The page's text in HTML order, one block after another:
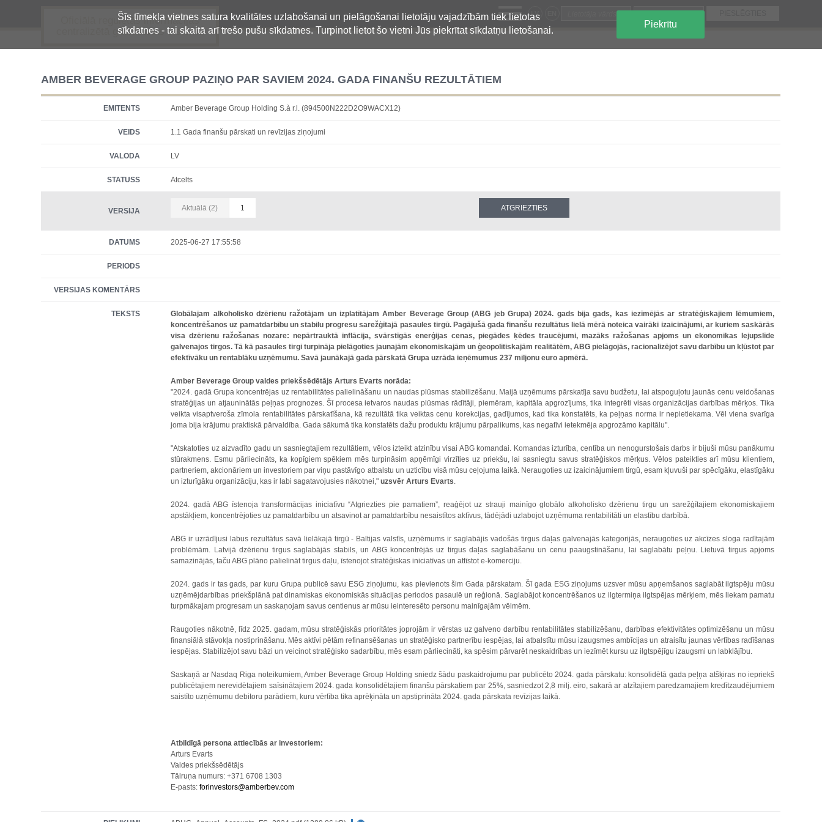
Šīs tīmekļa vietnes satura kvalitātes uzlabošanai un pielāgošanai lietotāju vajadzībām tiek lietotas
sīkdatnes - tai skaitā arī trešo pušu sīkdatnes. Turpinot lietot šo vietni Jūs piekrītat sīkdatņu lietošanai.
Piekrītu
Oficiālā regulētās informācijas
centralizētā glabāšanas sistēma
LV
AMBER BEVERAGE GROUP PAZIŅO PAR SAVIEM 2024. GADA FINANŠU REZULTĀTIEM
EMITENTS Amber Beverage Group Holding S.à r.l. (894500N222D2O9WACX12)
VEIDS 1.1 Gada finanšu pārskati un revīzijas ziņojumi
VALODA LV
STATUSS Atcelts
VERSIJA Aktuālā (2) 1
DATUMS 2025-06-27 17:55:58
PERIODS
VERSIJAS KOMENTĀRS
TEKSTS
Globālajam alkoholisko dzērienu ražotājam un izplatītājam Amber Beverage Group (ABG jeb Grupa) 2024. gads bija gads, kas iezīmējās ar stratēģiskajiem lēmumiem,
koncentrēšanos uz pamatdarbību un stabilu progresu sarežģītajā pasaules tirgū. Pagājušā gada finanšu rezultātus lielā mērā noteica vairāki izaicinājumi, ar kuriem saskārās
visa dzērienu ražošanas nozare: nepārtrauktā inflācija, svārstīgās enerģijas cenas, piegādes ķēdes traucējumi, mazāks ražošanas apjoms un ekonomikas lejupslīde
galvenajos tirgos. Tā kā pasaules tirgi turpināja pielāgoties jaunajām ekonomiskajām un ģeopolitiskajām realitātēm, ABG pielāgojās, racionalizējot savu darbību un kļūstot par
efektīvāku un rentablāku uzņēmumu. Savā jaunākajā gada pārskatā Grupa uzrāda ieņēmumus 237 miljonu euro apmērā.
Amber Beverage Group valdes priekšsēdētājs Arturs Evarts norāda:
"2024. gadā Grupa koncentrējas uz rentabilitātes palielināšanu un naudas plūsmas stabilizēšanu. Maijā uzņēmums pārskatīja savu budžetu, lai atspoguļotu jaunās cenu veidošanas
stratēģijas un atjauninātās peļņas prognozes. Šī procesa ietvaros naudas plūsmas rādītāji, piemēram, kapitāla apgrozījums, tika integrēti visas organizācijas darbības mērķos. Tika
veikta visaptveroša zīmola rentabilitātes pārskatīšana, kā rezultātā tika veiktas cenu korekcijas, gadījumos, kad tika konstatēts, ka peļņas norma ir nepietiekama. Vēl viena svarīga
joma bija krājumu praktiskā pārvaldība. Gada sākumā tika konstatēts dažu produktu krājumu pārpalikums, kas negatīvi ietekmēja apgrozāmo kapitālu".
"Atskatoties uz aizvadīto gadu un sasniegtajiem rezultātiem, vēlos izteikt atzinību visai ABG komandai. Komandas izturība, centība un nenogurstošais darbs ir bijuši mūsu panākumu
stūrakmens. Esmu pārliecināts, ka kopīgiem spēkiem mēs turpināsim apņēmīgi virzīties uz priekšu, lai sasniegtu savus stratēģiskos mērķus. Vēlos pateikties arī mūsu klientiem,
partneriem, akcionāriem un investoriem par viņu pastāvīgo atbalstu un uzticību visā mūsu ceļojuma laikā. Neraugoties uz izaicinājumiem tirgū, esam kļuvuši par spēcīgāku, elastīgāku
un izturīgāku organizāciju, kas ir labi sagatavojusies nākotnei,"uzsvēr Arturs Evarts.
2024. gadā ABG īstenoja transformācijas iniciatīvu “Atgriezties pie pamatiem”, reaģējot uz strauji mainīgo globālo alkoholisko dzērienu tirgu un sarežģītajiem ekonomiskajiem
apstākļiem, koncentrējoties uz pamatdarbību un atsavinot ar pamatdarbību nesaistītos aktīvus, tādējādi uzlabojot uzņēmuma rentabilitāti un elastību darbībā.
ABG ir uzrādījusi labus rezultātus savā lielākajā tirgū - Baltijas valstīs, uzņēmums ir saglabājis vadošās tirgus daļas galvenajās kategorijās, neraugoties uz akcīzes sloga radītajām
problēmām. Latvijā dzērienu tirgus saglabājās stabils, un ABG koncentrējās uz tirgus daļas saglabāšanu un cenu paaugstināšanu, lai saglabātu peļņu. Lietuvā tirgus apjoms
samazinājās, taču ABG plāno palielināt tirgus daļu, īstenojot stratēģiskas iniciatīvas un attīstot e-komerciju.
2024. gads ir tas gads, par kuru Grupa publicē savu ESG ziņojumu, kas pievienots šim Gada pārskatam. Šī gada ESG ziņojums uzsver mūsu apņemšanos saglabāt ilgtspēju mūsu
uzņēmējdarbības priekšplānā pat dinamiskas ekonomiskās situācijas periodos pasaulē un reģionā. Saglabājot koncentrēšanos uz ilgtermiņa ilgtspējas mērķiem, mēs liekam pamatu
turpmākajam progresam un saskaņojam savus centienus ar mūsu ieinteresēto personu mainīgajām vēlmēm.
Raugoties nākotnē, līdz 2025. gadam, mūsu stratēģiskās prioritātes joprojām ir vērstas uz galveno darbību rentabilitātes stabilizēšanu, darbības efektivitātes optimizēšanu un mūsu
finansiālā stāvokļa nostiprināšanu. Mēs aktīvi pētām refinansēšanas un stratēģisko partnerību iespējas, lai atbalstītu mūsu izaugsmes ambīcijas un atraisītu jaunas vērtības radīšanas
iespējas. Stabilizējot savu bāzi un veicinot stratēģisko sadarbību, mēs esam pārliecināti, ka spēsim pārvarēt neskaidrības un iezīmēt kursu uz ilgtspējīgu izaugsmi un labklājību.
Saskaņā ar Nasdaq Riga noteikumiem, Amber Beverage Group Holding sniedz šādu paskaidrojumu par publicēto 2024. gada pārskatu: konsolidētā gada peļņa atšķiras no iepriekš
publicētajiem nerevidētajiem saīsinātajiem 2024. gada konsolidētajiem finanšu pārskatiem par 25%, sasniedzot 2,8 milj. eiro, sakarā ar atzītajiem paredzamajiem kredītzaudējumiem
saistīto uzņēmumu debitoru parādiem, kuru vērtība tika aprēķināta un apstiprināta 2024. gada pārskata revīzijas laikā.
Atbildīgā persona attiecībās ar investoriem:
Arturs Evarts
Valdes priekšsēdētājs
Tālruņa numurs: +371 6708 1303
E-pasts:forinvestors@amberbev.com